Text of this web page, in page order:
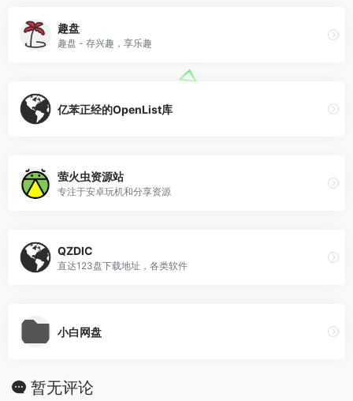
趣盘
趣盘 - 存兴趣，享乐趣
亿苯正经的OpenList库
萤火虫资源站
专注于安卓玩机和分享资源
QZDIC
直达123盘下载地址，各类软件
小白网盘
暂无评论